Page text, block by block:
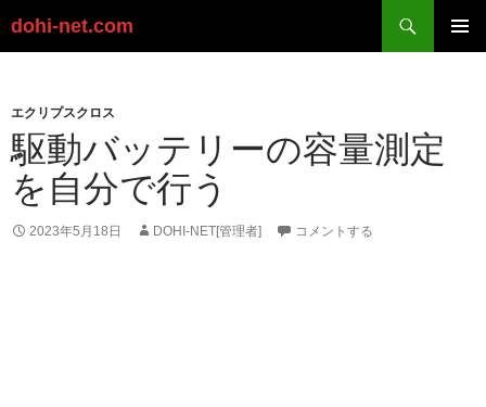
dohi-net.com
索
ン
ツ
へ
ス
キ
ッ
エクリプスクロス
駆動バッテリーの容量測定
を自分で行う
2023年5月18日 DOHI-NET[管理者] コメントする